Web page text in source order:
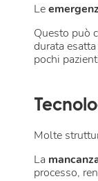
Le
Questo può
durata
pochi
Molte
La
processo,